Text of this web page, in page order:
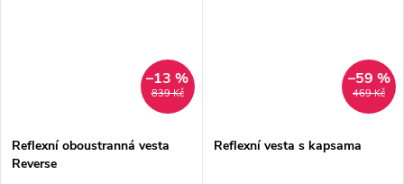
839 Kč
–13 %
Reflexní oboustranná vesta
Reverse
469 Kč
–59 %
Reflexní vesta s kapsama